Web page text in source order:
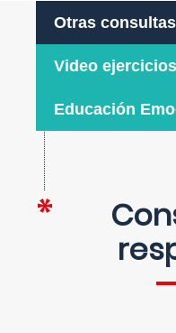
Otras consultas
Video ejercicios
Educación